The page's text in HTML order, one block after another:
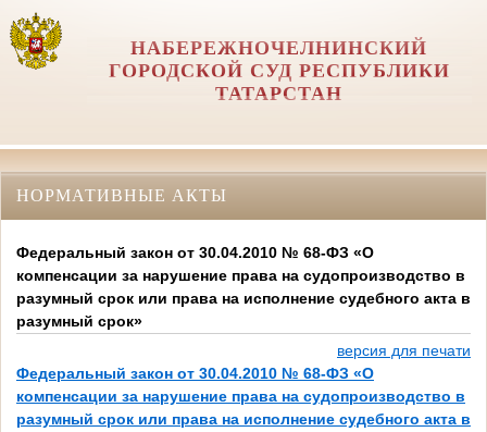
НАБЕРЕЖНОЧЕЛНИНСКИЙ
ГОРОДСКОЙ СУД РЕСПУБЛИКИ
ТАТАРСТАН
НОРМАТИВНЫЕ АКТЫ
Федеральный закон от 30.04.2010 № 68-ФЗ «О
компенсации за нарушение права на судопроизводство в
разумный срок или права на исполнение судебного акта в
разумный срок»
версия для печати
Федеральный закон от 30.04.2010 № 68-ФЗ «О
компенсации за нарушение права на судопроизводство в
разумный срок или права на исполнение судебного акта в